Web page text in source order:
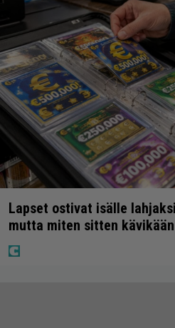
Lapset ostivat isälle
mutta miten sitten kävikään